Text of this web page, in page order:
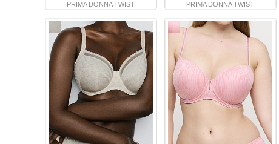
PRIMA DONNA TWIST PRIMA DONNA TWIST